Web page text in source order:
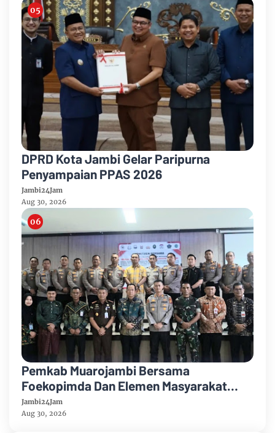
DPRD Kota Jambi Gelar Paripurna
Penyampaian PPAS 2026
Jambi24Jam
Aug 30, 2026
Pemkab Muarojambi Bersama
Foekopimda Dan Elemen Masyarakat
Menyatakan Sikap Dengan Tegas Tolak
Keberadaan Geng Motor
Jambi24Jam
Aug 30, 2026